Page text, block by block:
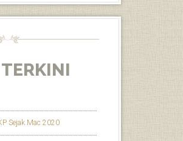
Sejak Mac 2020